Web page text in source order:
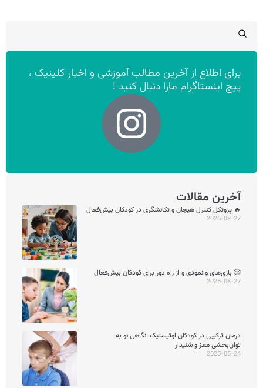
برای اطلاع از آخرین مطالب آموزشی و اخبار کلینیک ،
پیج اینستاگرام مارا دنبال کنید !
آخرین مقالات
🔥 پروتکل کنترل هیجان و تکانشگری در کودکان بیش‌فعال
2025-08-27
🎲 بازی‌های وانمودی و از راه دور برای کودکان بیش‌فعال
2025-08-27
درمان ترکیبی در کودکان اوتیستیک: نگاهی نو به
توان‌بخشی مغز و شنیدار
2025-05-24